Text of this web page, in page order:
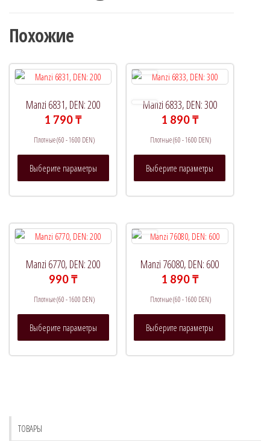
Похожие
Manzi 6831, DEN: 200
1 790₸
Плотные (60 - 1600 DEN)
Выберите параметры
Этот
Опции
можно
Manzi 6833, DEN: 300
1 890₸
Плотные (60 - 1600 DEN)
Выберите параметры
Опции
можно
Manzi 6770, DEN: 200
990₸
Плотные (60 - 1600 DEN)
Выберите параметры
Этот
Manzi 76080, DEN: 600
1 890₸
Плотные (60 - 1600 DEN)
Выберите параметры
ТОВАРЫ